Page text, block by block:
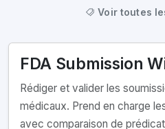
Voir toutes
FDA Submission
Rédiger et valider les
médicaux. Prend en charge
avec comparaison de